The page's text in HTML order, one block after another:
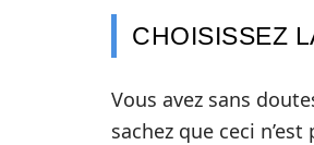
CHOISISSEZ
Vous avez sans
sachez que ceci